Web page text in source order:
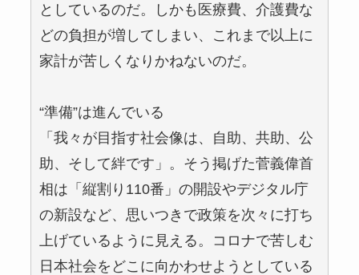
としているのだ。しかも医療費、介護費な
どの負担が増してしまい、これまで以上に
家計が苦しくなりかねないのだ。
“準備”は進んでいる
「我々が目指す社会像は、自助、共助、公
助、そして絆です」。そう掲げた菅義偉首
相は「縦割り110番」の開設やデジタル庁
の新設など、思いつきで政策を次々に打ち
上げているように見える。コロナで苦しむ
日本社会をどこに向かわせようとしている